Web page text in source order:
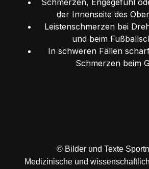
der Innenseite des
Leistenschmerzen bei
und beim
In schweren Fällen
Schmerzen beim
© Bilder und Texte
Medizinische und